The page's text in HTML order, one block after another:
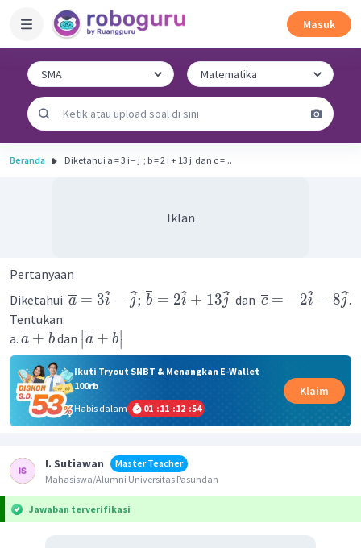
Masuk
Beranda Diketahui a = 3 i − j ​ ; b = 2 i + 13 j ​ dan c =...
Iklan
Pertanyaan
Diketahui a = 3i − j;b = 2i + 13j dan c = −2i − 8j.
Tentukan:
a. a + bdan ∣
∣a + b∣
∣
Ikuti Tryout SNBT & Menangkan E-Wallet
100rb
Habis dalam
01 :11 :12 :54
Klaim
I. Sutiawan
Master Teacher
Mahasiswa/Alumni Universitas Pasundan
Jawaban terverifikasi